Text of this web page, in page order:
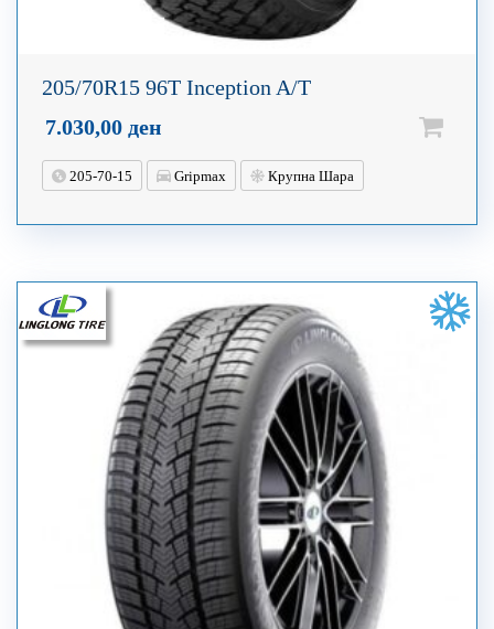
205/70R15 96T Inception A/T
7.030,00 ден
205-70-15 Gripmax Крупна Шара